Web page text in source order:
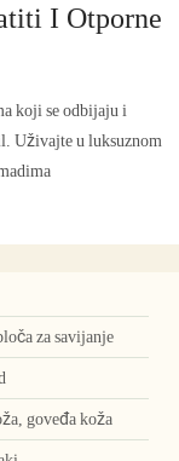
I Otporne
koji se odbijaju i
Uživajte u luksuznom
za savijanje
goveđa koža